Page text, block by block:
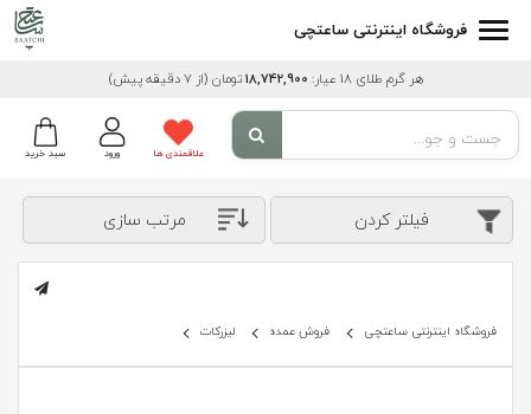
فروشگاه اینترنتی ساعتچی
هر گرم طلای 18 عیار: 18,742,900تومان (از 7 دقیقه پیش)
سبد خرید ورود علاقمندی ها
فیلتر کردن مرتب سازی
فروشگاه اینترنتی ساعتچی فروش عمده لیزرکات